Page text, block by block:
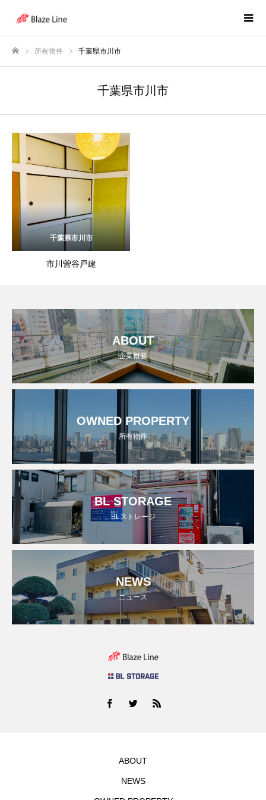
所有物件 千葉県市川市
千葉県市川市
千葉県市川市
市川曽谷戸建
ABOUT
企業概要
OWNED PROPERTY
所有物件
BL STORAGE
BLストレージ
NEWS
ニュース
ABOUT
NEWS